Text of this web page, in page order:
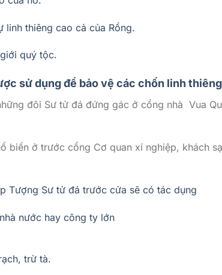
thiêng cao cả của Rồng.
quý tộc.
sử dụng để bảo vệ các chốn linh thiêng
đôi Sư tử đá đứng gác ở cổng nhà Vua
biến ở trước cổng Cơ quan xí nghiệp, khách
Tượng Sư tử đá trước cửa sẽ có tác dụng
nước hay công ty lớn
trừ tà.